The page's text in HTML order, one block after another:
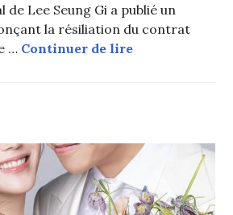
Lee Seung Gi a publié un
la résiliation du contrat
… Continuer de lireLee Seung Gi